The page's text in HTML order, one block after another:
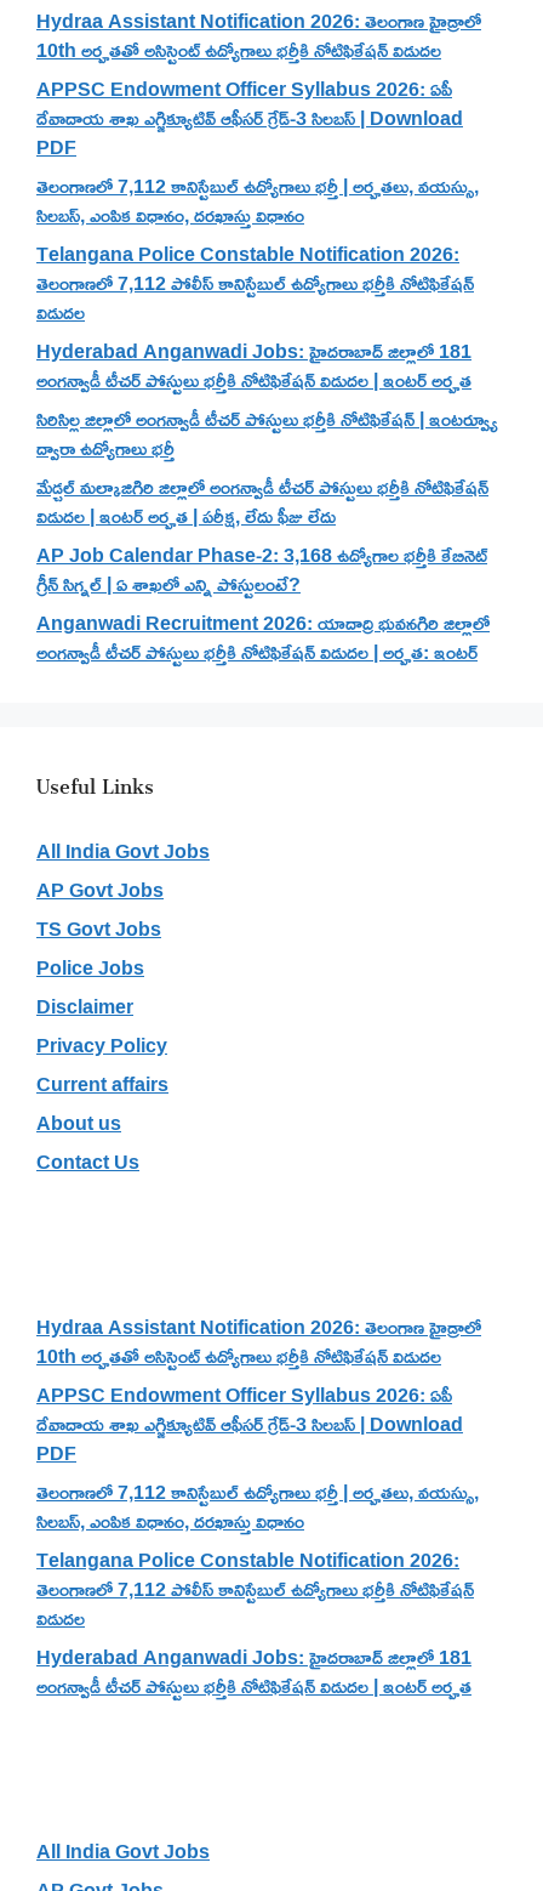
Hydraa Assistant Notification 2026: తెలంగాణ హైడ్రాలో
10th అర్హతతో అసిస్టెంట్ ఉద్యోగాలు భర్తీకి నోటిఫికేషన్ విడుదల
APPSC Endowment Officer Syllabus 2026: ఏపీ
దేవాదాయ శాఖ ఎగ్జిక్యూటివ్ ఆఫీసర్ గ్రేడ్-3 సిలబస్ | Download
PDF
తెలంగాణలో 7,112 కానిస్టేబుల్ ఉద్యోగాలు భర్తీ | అర్హతలు, వయస్సు,
సిలబస్, ఎంపిక విధానం, దరఖాస్తు విధానం
Telangana Police Constable Notification 2026:
తెలంగాణలో 7,112 పోలీస్ కానిస్టేబుల్ ఉద్యోగాలు భర్తీకి నోటిఫికేషన్
విడుదల
Hyderabad Anganwadi Jobs: హైదరాబాద్ జిల్లాలో 181
అంగన్వాడీ టీచర్ పోస్టులు భర్తీకి నోటిఫికేషన్ విడుదల | ఇంటర్ అర్హత
సిరిసిల్ల జిల్లాలో అంగన్వాడీ టీచర్ పోస్టులు భర్తీకి నోటిఫికేషన్ | ఇంటర్వ్యూ
ద్వారా ఉద్యోగాలు భర్తీ
మేడ్చల్ మల్కాజిగిరి జిల్లాలో అంగన్వాడీ టీచర్ పోస్టులు భర్తీకి నోటిఫికేషన్
విడుదల | ఇంటర్ అర్హత | పరీక్ష, లేదు ఫీజు లేదు
AP Job Calendar Phase-2: 3,168 ఉద్యోగాల భర్తీకి కేబినెట్
గ్రీన్ సిగ్నల్ | ఏ శాఖలో ఎన్ని పోస్టులంటే?
Anganwadi Recruitment 2026: యాదాద్రి భువనగిరి జిల్లాలో
అంగన్వాడీ టీచర్ పోస్టులు భర్తీకి నోటిఫికేషన్ విడుదల | అర్హత: ఇంటర్
Useful Links
All India Govt Jobs
AP Govt Jobs
TS Govt Jobs
Police Jobs
Disclaimer
Privacy Policy
Current affairs
About us
Contact Us
Hydraa Assistant Notification 2026: తెలంగాణ హైడ్రాలో
10th అర్హతతో అసిస్టెంట్ ఉద్యోగాలు భర్తీకి నోటిఫికేషన్ విడుదల
APPSC Endowment Officer Syllabus 2026: ఏపీ
దేవాదాయ శాఖ ఎగ్జిక్యూటివ్ ఆఫీసర్ గ్రేడ్-3 సిలబస్ | Download
PDF
తెలంగాణలో 7,112 కానిస్టేబుల్ ఉద్యోగాలు భర్తీ | అర్హతలు, వయస్సు,
సిలబస్, ఎంపిక విధానం, దరఖాస్తు విధానం
Telangana Police Constable Notification 2026:
తెలంగాణలో 7,112 పోలీస్ కానిస్టేబుల్ ఉద్యోగాలు భర్తీకి నోటిఫికేషన్
విడుదల
Hyderabad Anganwadi Jobs: హైదరాబాద్ జిల్లాలో 181
అంగన్వాడీ టీచర్ పోస్టులు భర్తీకి నోటిఫికేషన్ విడుదల | ఇంటర్ అర్హత
All India Govt Jobs